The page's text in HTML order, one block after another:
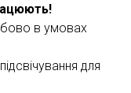
в умовах
для